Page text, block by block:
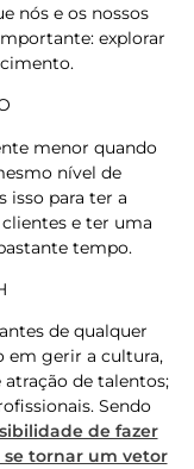
nós e os nossos
explorar
menor quando
nível de
isso para ter a
e ter uma
tempo.
de qualquer
em gerir a cultura,
de talentos;
Sendo
de fazer
se tornar um vetor